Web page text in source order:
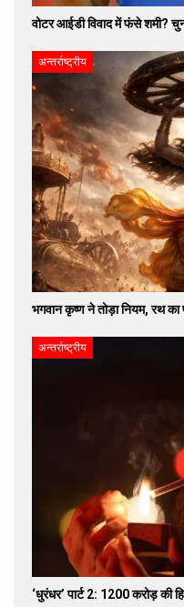
वोटर आईडी विवाद में फंसे शमी?
अन्तर्राष्ट्रीय
भगवान कृष्ण ने तोड़ा नियम, रथ का
अन्तर्राष्ट्रीय
‘धुरंधर’ पार्ट 2: 1200 करोड़ की